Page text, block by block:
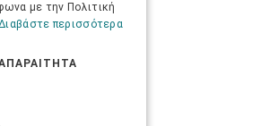
με την Πολιτική
περισσότερα